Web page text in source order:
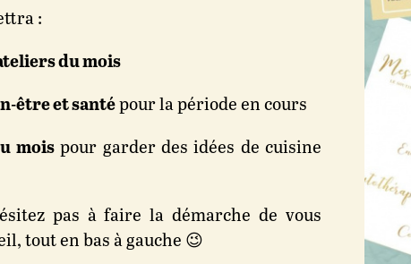
:
du mois
être et santépour la période en cours
moispour garder des idées de cuisine
pas à faire la démarche de vous
tout en bas à gauche 😉